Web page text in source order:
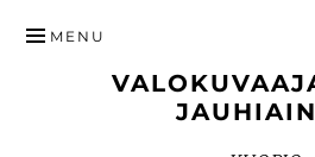
SISÄLTÖÖN
MENU